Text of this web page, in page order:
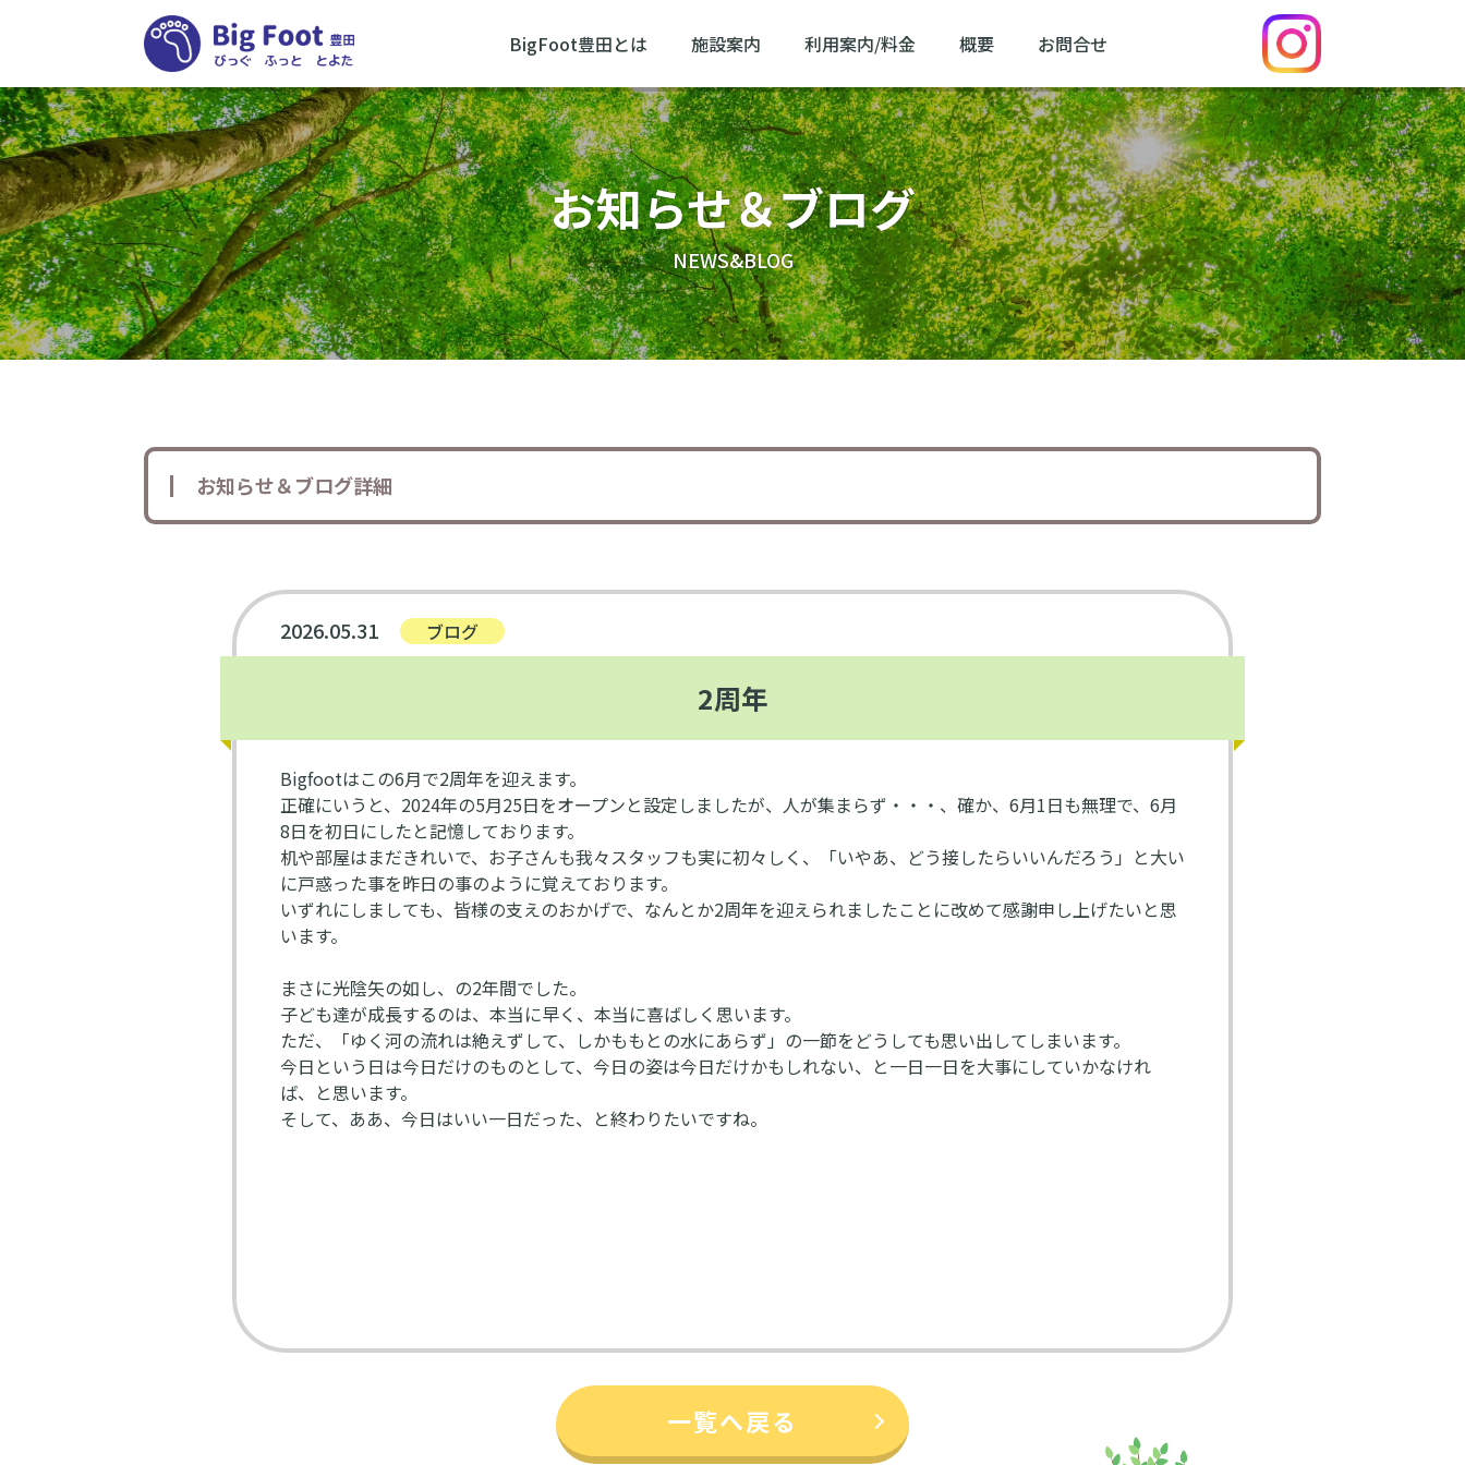
BigFoot豊田とは 施設案内 利用案内/料金 概要 お問合せ
お知らせ＆ブログ
NEWS&BLOG
お知らせ＆ブログ詳細
2026.05.31 ブログ
2周年
Bigfootはこの6月で2周年を迎えます。
正確にいうと、2024年の5月25日をオープンと設定しましたが、人が集まらず・・・、確か、6月1日も無理で、6月
8日を初日にしたと記憶しております。
机や部屋はまだきれいで、お子さんも我々スタッフも実に初々しく、「いやあ、どう接したらいいんだろう」と大い
に戸惑った事を昨日の事のように覚えております。
いずれにしましても、皆様の支えのおかげで、なんとか2周年を迎えられましたことに改めて感謝申し上げたいと思
います。
まさに光陰矢の如し、の2年間でした。
子ども達が成長するのは、本当に早く、本当に喜ばしく思います。
ただ、「ゆく河の流れは絶えずして、しかももとの水にあらず」の一節をどうしても思い出してしまいます。
今日という日は今日だけのものとして、今日の姿は今日だけかもしれない、と一日一日を大事にしていかなけれ
ば、と思います。
そして、ああ、今日はいい一日だった、と終わりたいですね。
一覧へ戻る